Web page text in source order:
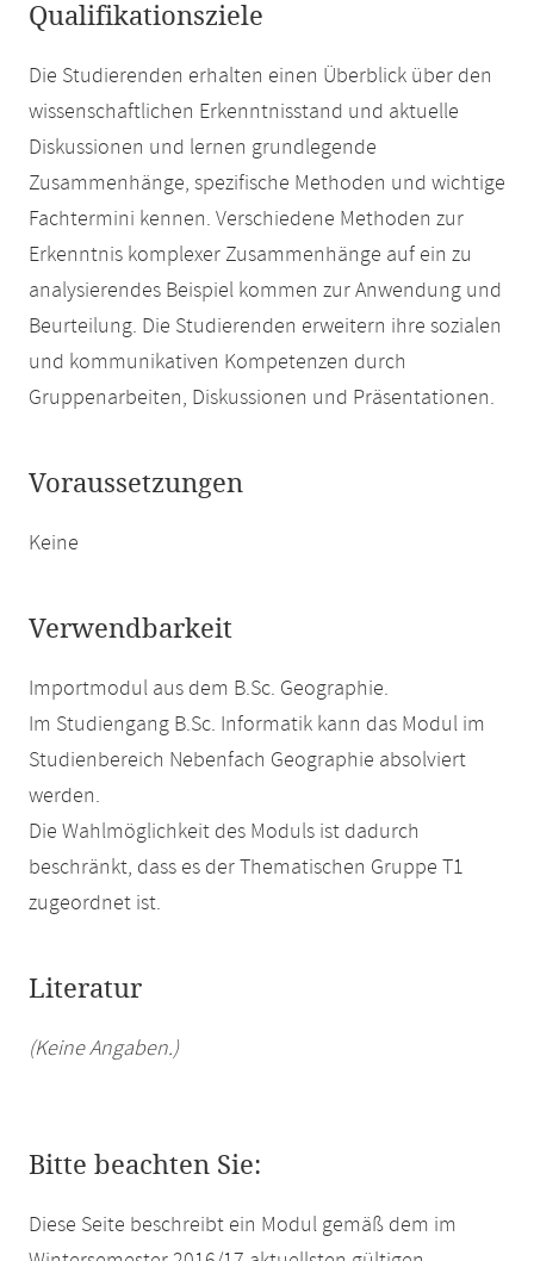
Qualifikationsziele
Die Studierenden erhalten einen Überblick über den
wissenschaftlichen Erkenntnisstand und aktuelle
Diskussionen und lernen grundlegende
Zusammenhänge, spezifische Methoden und wichtige
Fachtermini kennen. Verschiedene Methoden zur
Erkenntnis komplexer Zusammenhänge auf ein zu
analysierendes Beispiel kommen zur Anwendung und
Beurteilung. Die Studierenden erweitern ihre sozialen
und kommunikativen Kompetenzen durch
Gruppenarbeiten, Diskussionen und Präsentationen.
Voraussetzungen
Keine
Verwendbarkeit
Importmodul aus dem B.Sc. Geographie.
Im Studiengang B.Sc. Informatik kann das Modul im
Studienbereich Nebenfach Geographie absolviert
werden.
Die Wahlmöglichkeit des Moduls ist dadurch
beschränkt, dass es der Thematischen Gruppe T1
zugeordnet ist.
Literatur
(Keine Angaben.)
Bitte beachten Sie:
Diese Seite beschreibt ein Modul gemäß dem im